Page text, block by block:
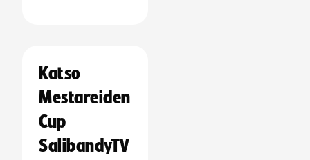
Katso
Mestareiden
Cup
SalibandyTV